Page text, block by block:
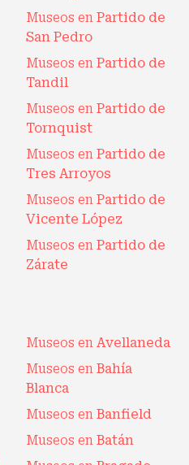
Museos en Partido de
San Pedro
Museos en Partido de
Tandil
Museos en Partido de
Tornquist
Museos en Partido de
Tres Arroyos
Museos en Partido de
Vicente López
Museos en Partido de
Zárate
Museos en Avellaneda
Museos en Bahía
Blanca
Museos en Banfield
Museos en Batán